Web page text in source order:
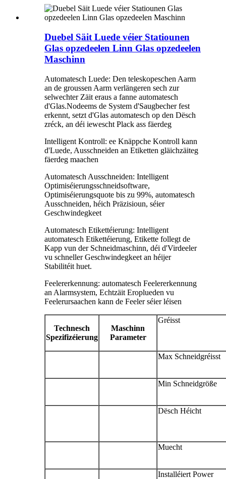
Duebel Säit Luede véier Statiounen
Glas opzedeelen Linn Glas opzedeelen
Maschinn
Automatesch Luede: Den teleskopeschen Aarm
an de groussen Aarm verlängeren sech zur
selwechter Zäit eraus a fanne automatesch
d'Glas.Nodeems de System d'Saugbecher fest
erkennt, setzt d'Glas automatesch op den Dësch
zréck, an déi iewescht Plack ass fäerdeg
Intelligent Kontroll: ee Knäppche Kontroll kann
d'Luede, Ausschneiden an Etiketten gläichzäiteg
fäerdeg maachen
Automatesch Ausschneiden: Intelligent
Optimiséierungsschneidsoftware,
Optimiséierungsquote bis zu 99%, automatesch
Ausschneiden, héich Präzisioun, séier
Geschwindegkeet
Automatesch Etikettéierung: Intelligent
automatesch Etikettéierung, Etikette follegt de
Kapp vun der Schneidmaschinn, déi d'Virdeeler
vu schneller Geschwindegkeet an héijer
Stabilitéit huet.
Feelererkennung: automatesch Feelererkennung
an Alarmsystem, Echtzäit Eroplueden vu
Feelerursaachen kann de Feeler séier léisen
Technesch
Spezifizéierung
Maschinn
Parameter
Gréisst
Max Schneidgréisst
Min Schneidgröße
Dësch Héicht
Muecht
Installéiert Power